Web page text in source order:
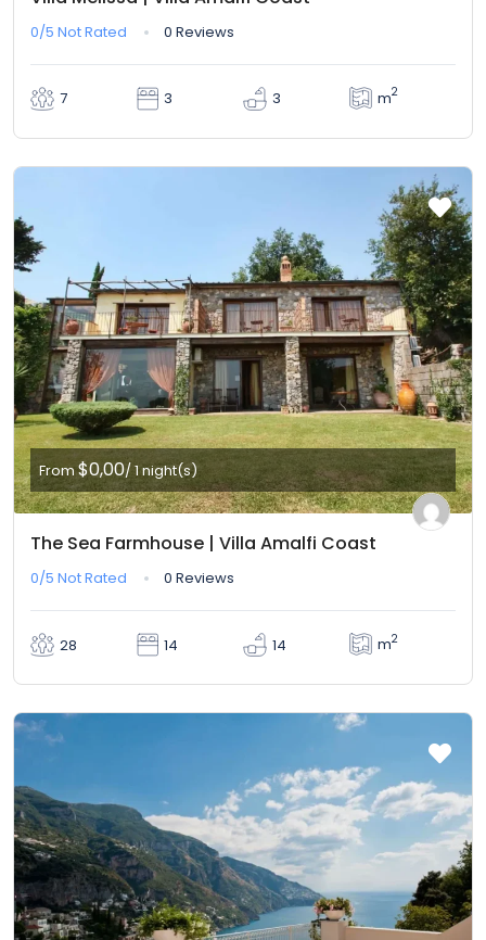
0/5 Not Rated 0 Reviews
7 3 3 m2
From $0,00/ 1 night(s)
The Sea Farmhouse | Villa Amalfi Coast
0/5 Not Rated 0 Reviews
28 14 14 m2